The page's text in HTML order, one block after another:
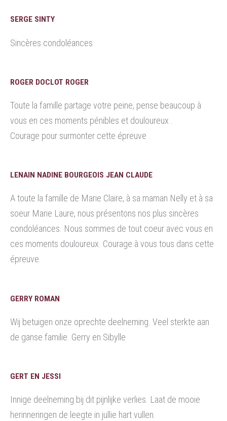
SERGE SINTY
Sincères condoléances
ROGER DOCLOT ROGER
Toute la famille partage votre peine, pense beaucoup à
vous en ces moments pénibles et douloureux .
Courage pour surmonter cette épreuve .
LENAIN NADINE BOURGEOIS JEAN CLAUDE
A toute la famille de Marie Claire, à sa maman Nelly et à sa
soeur Marie Laure, nous présentons nos plus sincères
condoléances. Nous sommes de tout coeur avec vous en
ces moments douloureux. Courage à vous tous dans cette
épreuve.
GERRY ROMAN
Wij betuigen onze oprechte deelneming. Veel sterkte aan
de ganse familie. Gerry en Sibylle
GERT EN JESSI
Innige deelneming bij dit pijnlijke verlies. Laat de mooie
herinneringen de leegte in jullie hart vullen.